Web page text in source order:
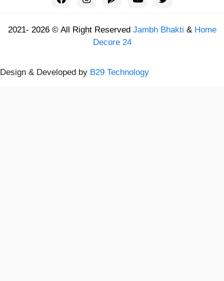
2021- 2026 © All Right Reserved Jambh Bhakti & Home
Decore 24
Design & Developed by B29 Technology